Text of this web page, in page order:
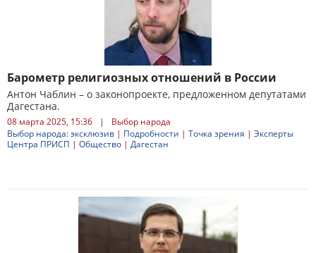
Барометр религиозных отношений в России
Антон Чаблин – о законопроекте, предложенном депутатами
Дагестана.
08 марта 2025, 15:36 |
Выбор народа
Выбор народа: эксклюзив | Подробности | Точка зрения | Эксперты
Центра ПРИСП | Общество | Дагестан